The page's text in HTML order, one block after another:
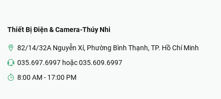
Thiết Bị Điện & Camera-Thúy Nhi
82/14/32A Nguyễn Xí, Phường Bình Thạnh, TP. Hồ Chí Minh
035.697.6997 hoặc 035.609.6997
8:00 AM - 17:00 PM